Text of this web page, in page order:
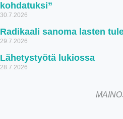
kohdatuksi”
30.7.2026
Radikaali sanoma lasten
29.7.2026
Lähetystyötä lukiossa
28.7.2026